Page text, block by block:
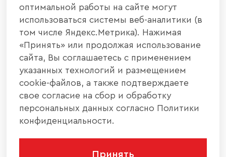
оптимальной работы на сайте могут
использоваться системы веб-аналитики (в
том числе Яндекс.Метрика). Нажимая
«Принять» или продолжая использование
сайта, Вы соглашаетесь с применением
указанных технологий и размещением
cookie-файлов, а также подтверждаете
свое согласие на сбор и обработку
персональных данных согласно Политики
конфиденциальности.
Принять